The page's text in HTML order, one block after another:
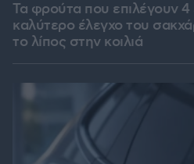
Τα φρούτα που επιλέγουν 4
καλύτερο έλεγχο του
το λίπος στην κοιλιά